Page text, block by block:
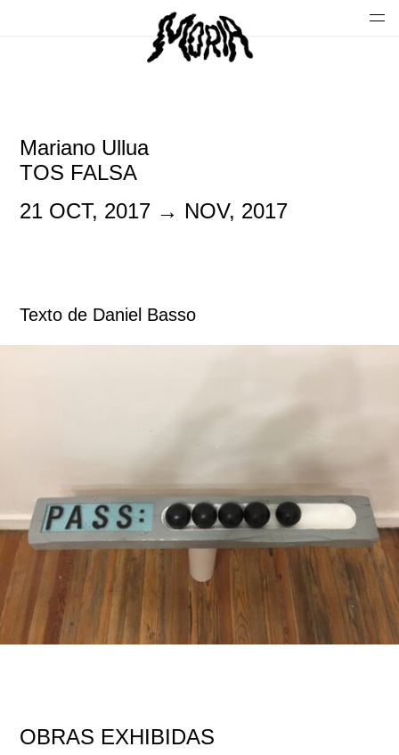
Mariano Ullua
TOS FALSA
21 OCT, 2017 → NOV, 2017
Texto de Daniel Basso
OBRAS EXHIBIDAS